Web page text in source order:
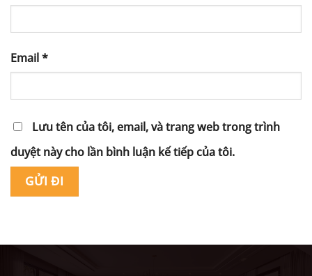
Email*
Lưu tên của tôi, email, và trang web trong trình
duyệt này cho lần bình luận kế tiếp của tôi.